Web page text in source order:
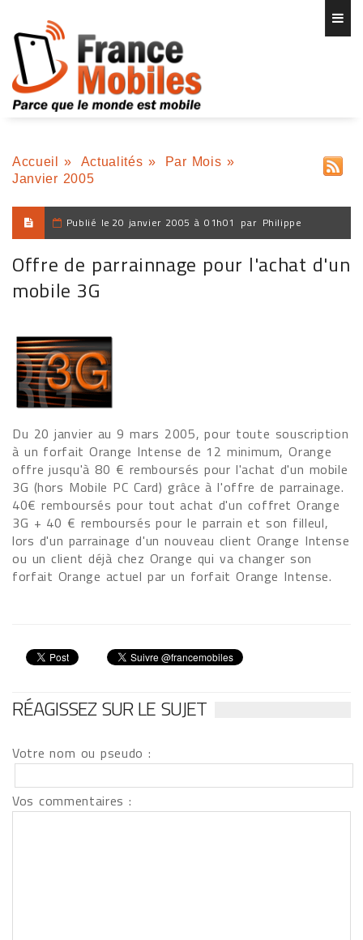
Accueil » Actualités » Par Mois »
Janvier 2005
Publié le 20 janvier 2005 à 01h01 par Philippe
Offre de parrainnage pour l'achat d'un
mobile 3G
Du 20 janvier au 9 mars 2005, pour toute souscription
à un forfait Orange Intense de 12 minimum, Orange
offre jusqu'à 80 € remboursés pour l'achat d'un mobile
3G (hors Mobile PC Card) grâce à l'offre de parrainage.
40€ remboursés pour tout achat d'un coffret Orange
3G + 40 € remboursés pour le parrain et son filleul,
lors d'un parrainage d'un nouveau client Orange Intense
ou un client déjà chez Orange qui va changer son
forfait Orange actuel par un forfait Orange Intense.
RÉAGISSEZ SUR LE SUJET
Votre nom ou pseudo :
Vos commentaires :